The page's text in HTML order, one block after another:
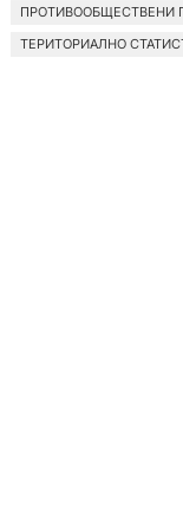
ПРОТИВООБЩЕСТВЕНИ
ТЕРИТОРИАЛНО